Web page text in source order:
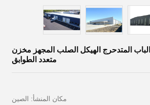
الباب المتدحرج الهيكل الصلب المجهز مخزن
متعدد الطوابق
مكان المنشأ: الصين